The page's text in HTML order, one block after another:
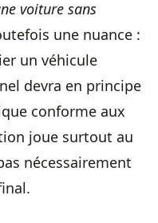
voiture sans
une nuance :
un véhicule
devra en principe
conforme aux
joue surtout au
nécessairement